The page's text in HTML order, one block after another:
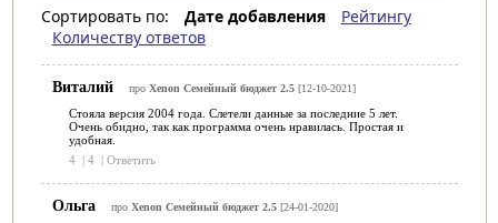
Сортировать по: Дате добавления
Рейтингу
Количеству ответов
Виталий про Xenon Семейный бюджет 2.5[12-10-2021]
Стояла версия 2004 года. Слетели данные за последние 5 лет.
Очень обидно, так как программа очень нравилась. Простая и
удобная.
4 | 4 | Ответить
Ольга про Xenon Семейный бюджет 2.5[24-01-2020]